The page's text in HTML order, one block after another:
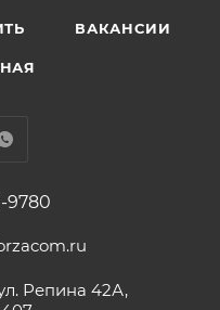
ВАКАНСИИ
9780
Репина 42А,